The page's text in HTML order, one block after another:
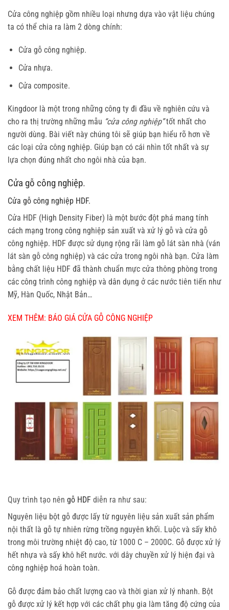
Cửa công nghiệp gồm nhiều loại nhưng dựa vào vật liệu chúng
ta có thể chia ra làm 2 dòng chính:
Cửa gỗ công nghiệp.
Cửa nhựa.
Cửa composite.
Kingdoor là một trong những công ty đi đầu về nghiên cứu và
cho ra thị trường những mẫu “cửa công nghiệp”tốt nhất cho
người dùng. Bài viết này chúng tôi sẽ giúp bạn hiểu rõ hơn về
các loại cửa công nghiệp. Giúp bạn có cái nhìn tốt nhất và sự
lựa chọn đúng nhất cho ngôi nhà của bạn.
Cửa gỗ công nghiệp.
Cửa gỗ công nghiệp HDF.
Cửa HDF (High Density Fiber) là một bước đột phá mang tính
cách mạng trong công nghiệp sản xuất và xử lý gỗ và cửa gỗ
công nghiệp. HDF được sử dụng rộng rãi làm gỗ lát sàn nhà (ván
lát sàn gỗ công nghiệp) và các cửa trong ngôi nhà bạn. Cửa làm
bằng chất liệu HDF đã thành chuẩn mực cửa thông phòng trong
các công trình công nghiệp và dân dụng ở các nước tiên tiến như
Mỹ, Hàn Quốc, Nhật Bản…
XEM THÊM: BÁO GIÁ CỬA GỖ CÔNG NGHIỆP
Quy trình tạo nên gỗ HDF diễn ra như sau:
Nguyên liệu bột gỗ được lấy từ nguyên liệu sản xuất sản phẩm
nội thất là gỗ tự nhiên rừng trồng nguyên khối. Luộc và sấy khô
trong môi trường nhiệt độ cao, từ 1000 C – 2000C. Gỗ được xử lý
hết nhựa và sấy khô hết nước. với dây chuyền xử lý hiện đại và
công nghiệp hoá hoàn toàn.
Gỗ được đảm bảo chất lượng cao và thời gian xử lý nhanh. Bột
gỗ được xử lý kết hợp với các chất phụ gia làm tăng độ cứng của